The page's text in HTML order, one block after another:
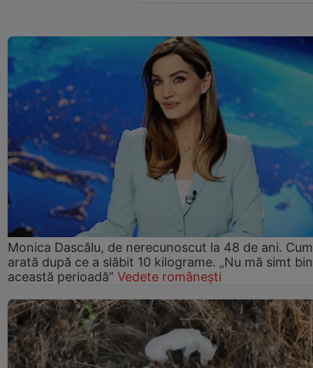
Monica Dascălu, de nerecunoscut la 48 de ani. Cum
arată după ce a slăbit 10 kilograme. „Nu mă simt
această perioadă” Vedete românești